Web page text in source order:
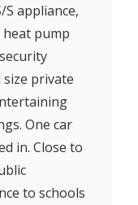
appliance,
heat pump
private
One car
in. Close to
to schools